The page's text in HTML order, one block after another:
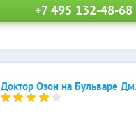
+7 495 132-48-68
Доктор Озон на Бульваре